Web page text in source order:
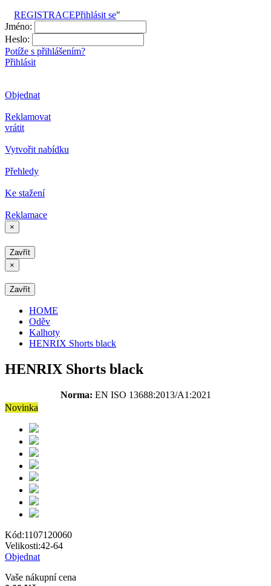
REGISTRACEPřihlásit se"
Jméno:
Heslo:
Potíže s přihlášením?
Přihlásit
Objednat
Reklamovat
vrátit
Vytvořit nabídku
Přehledy
Ke stažení
Reklamace
×
Zavřít
×
Zavřít
HOME
Oděv
Kalhoty
HENRIX Shorts black
HENRIX Shorts black
Norma: EN ISO 13688:2013/A1:2021
Novinka
Kód:1107120060
Velikosti:42-64
Objednat
Vaše nákupní cena